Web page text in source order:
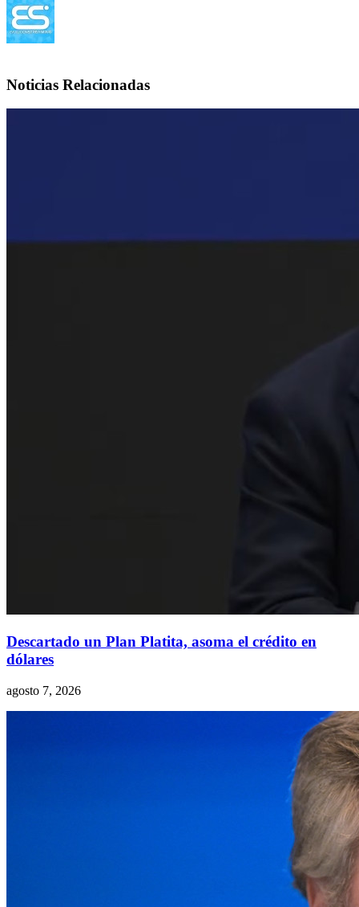
Noticias Relacionadas
Descartado un Plan Platita, asoma el crédito en
dólares
agosto 7, 2026